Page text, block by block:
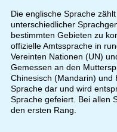
Die englische Sprache
unterschiedlicher
bestimmten Gebieten zu
offizielle Amtssprache in
Vereinten Nationen (UN)
Gemessen an den
Chinesisch (Mandarin) und
Sprache dar und wird
Sprache gefeiert. Bei allen
den ersten Rang.